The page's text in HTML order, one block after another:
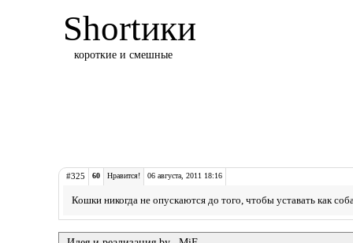
Shortики
короткие и смешные
#325 60 Нравится! 06 августа, 2011 18:16
Кошки никогда не опускаются до того, чтобы уставать как